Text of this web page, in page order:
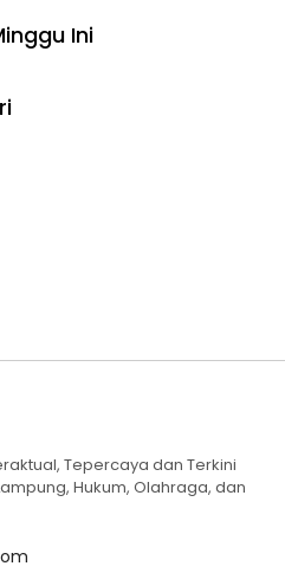
Ini
Tepercaya dan Terkini
Hukum, Olahraga, dan